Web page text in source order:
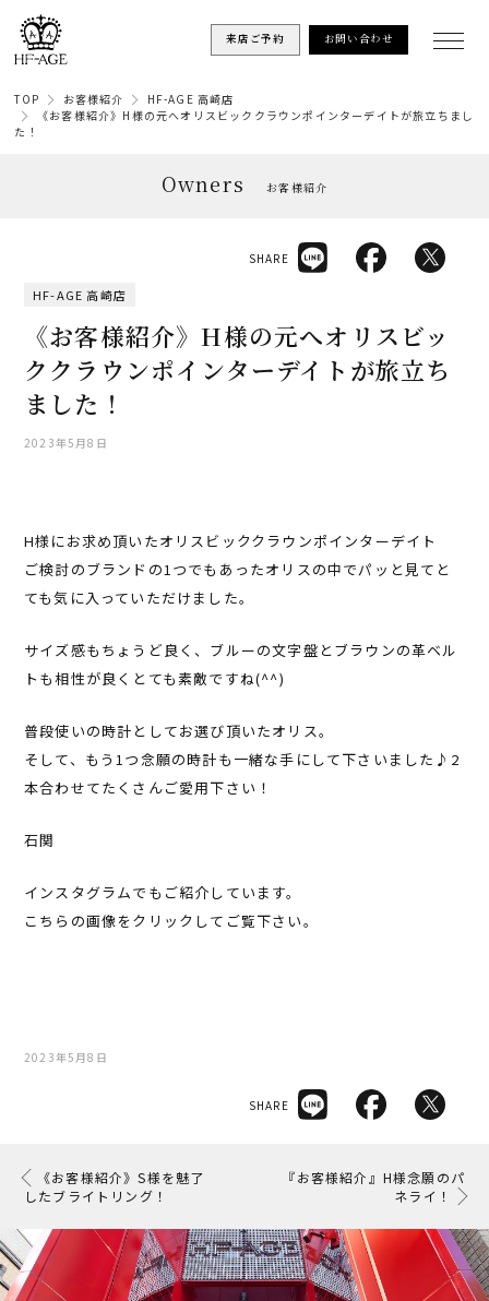
来店ご予約 お問い合わせ
TOP お客様紹介
HF-AGE 高崎店
《お客様紹介》H様の元へオリスビッククラウンポインターデイトが旅立ちまし
た！
Owners お客様紹介
HF-AGE 高崎店
《お客様紹介》H様の元へオリスビッ
ククラウンポインターデイトが旅立ち
ました！
2023年5月8日
SHARE
H様にお求め頂いたオリスビッククラウンポインターデイト
ご検討のブランドの1つでもあったオリスの中でパッと見てと
ても気に入っていただけました。
サイズ感もちょうど良く、ブルーの文字盤とブラウンの革ベル
トも相性が良くとても素敵ですね(^^)
普段使いの時計としてお選び頂いたオリス。
そして、もう1つ念願の時計も一緒な手にして下さいました♪2
本合わせてたくさんご愛用下さい！
石関
インスタグラムでもご紹介しています。
こちらの画像をクリックしてご覧下さい。
2023年5月8日
SHARE
《お客様紹介》S様を魅了
したブライトリング！
『お客様紹介』H様念願のパ
ネライ！